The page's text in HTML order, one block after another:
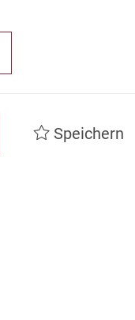
Speichern